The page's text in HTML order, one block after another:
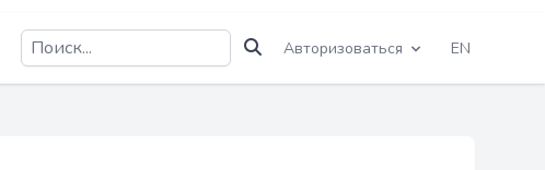
Авторизоваться EN